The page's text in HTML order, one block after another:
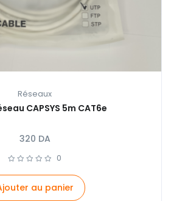
Réseaux
CAPSYS 5m CAT6e
320 DA
0
au panier